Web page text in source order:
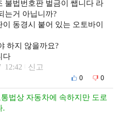
불법번호판 벌금이 쌥니다 라
는거 아닙니까?
동경시 붙어 있는 오토바이
하지 않을까요?
다
12:42 신고
0 0
법상 자동차에 속하지만 도로
.